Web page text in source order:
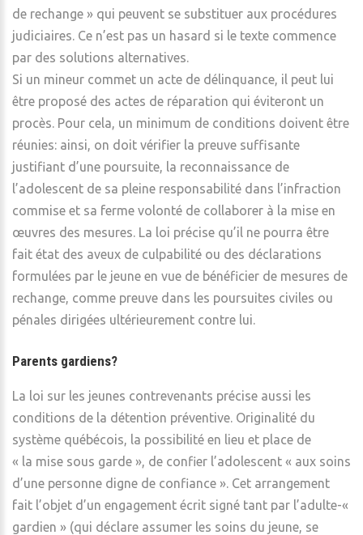
de rechange » qui peuvent se substituer aux procédures
judiciaires. Ce n’est pas un hasard si le texte commence
par des solutions alternatives.
Si un mineur commet un acte de délinquance, il peut lui
être proposé des actes de réparation qui éviteront un
procès. Pour cela, un minimum de conditions doivent être
réunies: ainsi, on doit vérifier la preuve suffisante
justifiant d’une poursuite, la reconnaissance de
l’adolescent de sa pleine responsabilité dans l’infraction
commise et sa ferme volonté de collaborer à la mise en
œuvres des mesures. La loi précise qu’il ne pourra être
fait état des aveux de culpabilité ou des déclarations
formulées par le jeune en vue de bénéficier de mesures de
rechange, comme preuve dans les poursuites civiles ou
pénales dirigées ultérieurement contre lui.
Parents gardiens?
La loi sur les jeunes contrevenants précise aussi les
conditions de la détention préventive. Originalité du
système québécois, la possibilité en lieu et place de
« la mise sous garde », de confier l’adolescent « aux soins
d’une personne digne de confiance ». Cet arrangement
fait l’objet d’un engagement écrit signé tant par l’adulte-«
gardien » (qui déclare assumer les soins du jeune, se